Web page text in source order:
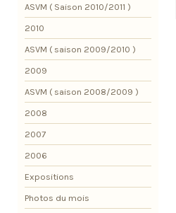
ASVM ( Saison 2010/2011 )
2010
ASVM ( saison 2009/2010 )
2009
ASVM ( saison 2008/2009 )
2008
2007
2006
Expositions
Photos du mois